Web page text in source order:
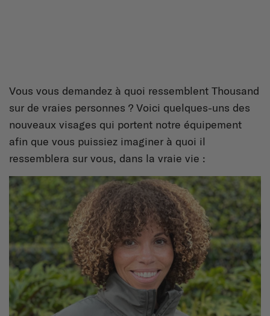
Vous vous demandez à quoi ressemblent Thousand
sur de vraies personnes ? Voici quelques-uns des
nouveaux visages qui portent notre équipement
afin que vous puissiez imaginer à quoi il
ressemblera sur vous, dans la vraie vie :